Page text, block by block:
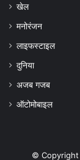
खेल
मनोरंजन
लाइफस्टाइल
दुनिया
अजब गजब
ऑटोमोबाइल
©